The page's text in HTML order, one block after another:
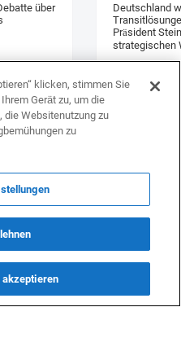
über
Deutschland
Präsident
strategischen
klicken, stimmen Sie
Gerät zu, um die
die Websitenutzung zu
zu